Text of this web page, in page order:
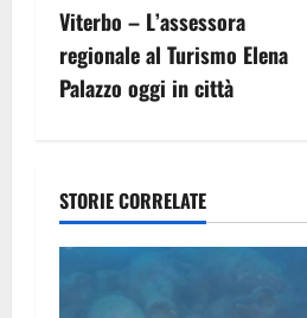
i
g
a
i
o
Viterbo – L’assessora
regionale al Turismo Elena
Palazzo oggi in città
STORIE CORRELATE